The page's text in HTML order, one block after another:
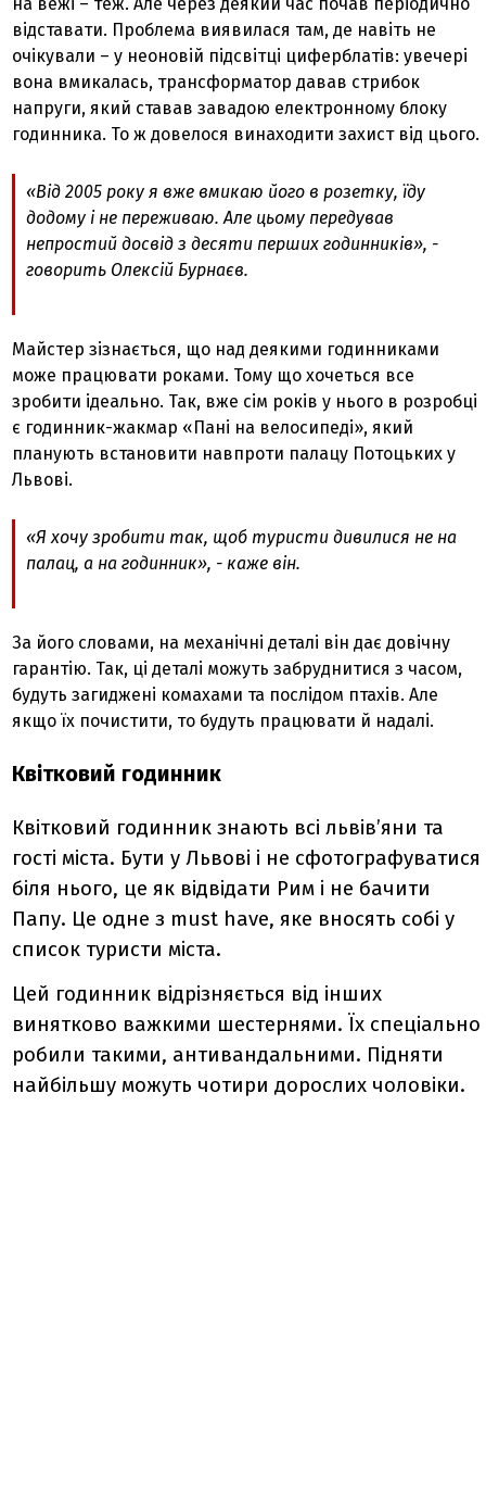
відставати. Проблема виявилася там, де навіть не
очікували – у неоновій підсвітці циферблатів: увечері
вона вмикалась, трансформатор давав стрибок
напруги, який ставав завадою електронному блоку
годинника. То ж довелося винаходити захист від цього.
«Від 2005 року я вже вмикаю його в розетку, їду
додому і не переживаю. Але цьому передував
непростий досвід з десяти перших годинників», -
говорить Олексій Бурнаєв.
Майстер зізнається, що над деякими годинниками
може працювати роками. Тому що хочеться все
зробити ідеально. Так, вже сім років у нього в розробці
є годинник-жакмар «Пані на велосипеді», який
планують встановити навпроти палацу Потоцьких у
Львові.
«Я хочу зробити так, щоб туристи дивилися не на
палац, а на годинник», - каже він.
За його словами, на механічні деталі він дає довічну
гарантію. Так, ці деталі можуть забруднитися з часом,
будуть загиджені комахами та послідом птахів. Але
якщо їх почистити, то будуть працювати й надалі.
Квітковий годинник
Квітковий годинник знають всі львів’яни та
гості міста. Бути у Львові і не сфотографуватися
біля нього, це як відвідати Рим і не бачити
Папу. Це одне з must have, яке вносять собі у
список туристи міста.
Цей годинник відрізняється від інших
винятково важкими шестернями. Їх спеціально
робили такими, антивандальними. Підняти
найбільшу можуть чотири дорослих чоловіки.